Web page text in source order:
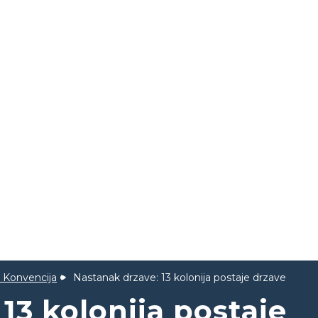
Nastanak drzave: 13 kolonija postaje drzave
kolonija postaje